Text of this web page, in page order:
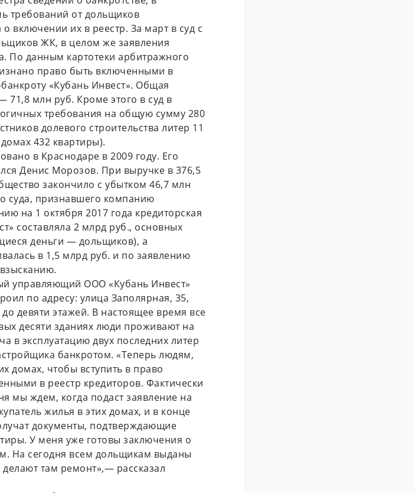
требований от дольщиков
включении их в реестр. За март в суд с
ЖК, в целом же заявления
По данным картотеки арбитражного
право быть включенными в
«Кубань Инвест». Общая
71,8 млн руб. Кроме этого в суд в
требования на общую сумму 280
долевого строительства литер 11
432 квартиры).
в Краснодаре в 2009 году. Его
Денис Морозов. При выручке в 376,5
закончило с убытком 46,7 млн
суда, признавшего компанию
на 1 октября 2017 года кредиторская
составляла 2 млрд руб., основных
деньги — дольщиков), а
в 1,5 млрд руб. и по заявлению
управляющий ООО «Кубань Инвест»
по адресу: улица Заполярная, 35,
девяти этажей. В настоящее время все
десяти зданиях люди проживают на
в эксплуатацию двух последних литер
банкротом. «Теперь людям,
домах, чтобы вступить в право
в реестр кредиторов. Фактически
мы ждем, когда подаст заявление на
жилья в этих домах, и в конце
документы, подтверждающие
У меня уже готовы заключения о
На сегодня всем дольщикам выданы
там ремонт»,— рассказал